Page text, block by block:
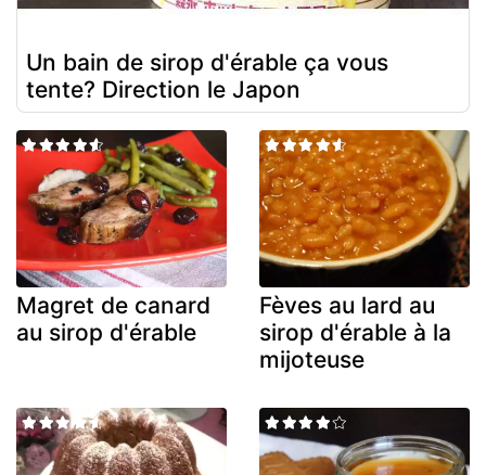
Un bain de sirop d'érable ça vous
tente? Direction le Japon
Magret de canard
au sirop d'érable
Fèves au lard au
sirop d'érable à la
mijoteuse